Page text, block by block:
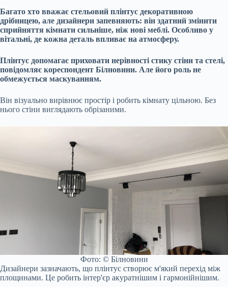
Багато хто вважає стельовий плінтус декоративною
дрібницею, але дизайнери запевняють: він здатний змінити
сприйняття кімнати сильніше, ніж нові меблі. Особливо у
вітальні, де кожна деталь впливає на атмосферу.
Плінтус допомагає приховати нерівності стику стіни та стелі,
повідомляє кореспондент Білновини. Але його роль не
обмежується маскуванням.
Він візуально вирівнює простір і робить кімнату цільною. Без
нього стіни виглядають обрізаними.
Фото: © Білновини
Дизайнери зазначають, що плінтус створює м'який перехід між
площинами. Це робить інтер'єр акуратнішим і гармонійнішим.